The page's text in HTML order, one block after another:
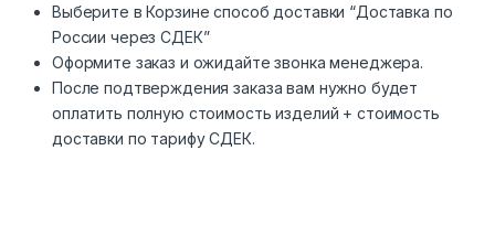
Выберите в Корзине способ доставки “Доставка по
России через СДЕК”
Оформите заказ и ожидайте звонка менеджера.
После подтверждения заказа вам нужно будет
оплатить полную стоимость изделий + стоимость
доставки по тарифу СДЕК.